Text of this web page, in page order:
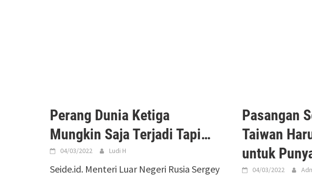
Perang Dunia Ketiga
Mungkin Saja Terjadi Tapi…
04/03/2022 Ludi H
Seide.id. Menteri Luar Negeri Rusia Sergey
Pasangan
Taiwan
untuk
04/03/2022